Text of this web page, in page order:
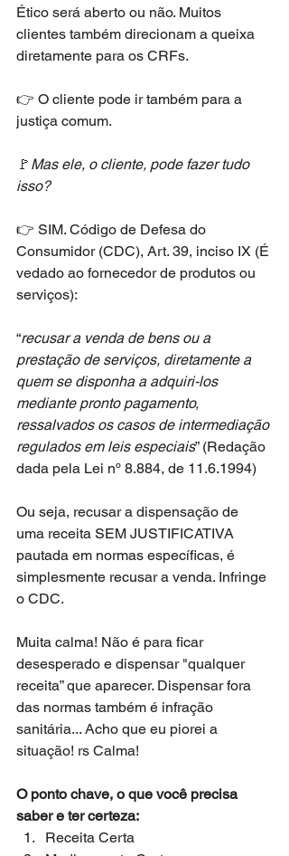
Ético será aberto ou não. Muitos
clientes também direcionam a queixa
diretamente para os CRFs.
👉 O cliente pode ir também para a
justiça comum.
🚩 Mas ele, o cliente, pode fazer tudo
isso?
👉 SIM. Código de Defesa do
Consumidor (CDC), Art. 39, inciso IX (É
vedado ao fornecedor de produtos ou
serviços):
“recusar a venda de bens ou a
prestação de serviços, diretamente a
quem se disponha a adquiri-los
mediante pronto pagamento,
ressalvados os casos de intermediação
regulados em leis especiais” (Redação
dada pela Lei nº 8.884, de 11.6.1994)
Ou seja, recusar a dispensação de
uma receita SEM JUSTIFICATIVA
pautada em normas específicas, é
simplesmente recusar a venda. Infringe
o CDC.
Muita calma! Não é para ficar
desesperado e dispensar "qualquer
receita” que aparecer. Dispensar fora
das normas também é infração
sanitária... Acho que eu piorei a
situação! rs Calma!
O ponto chave, o que você precisa
saber e ter certeza:
Receita Certa